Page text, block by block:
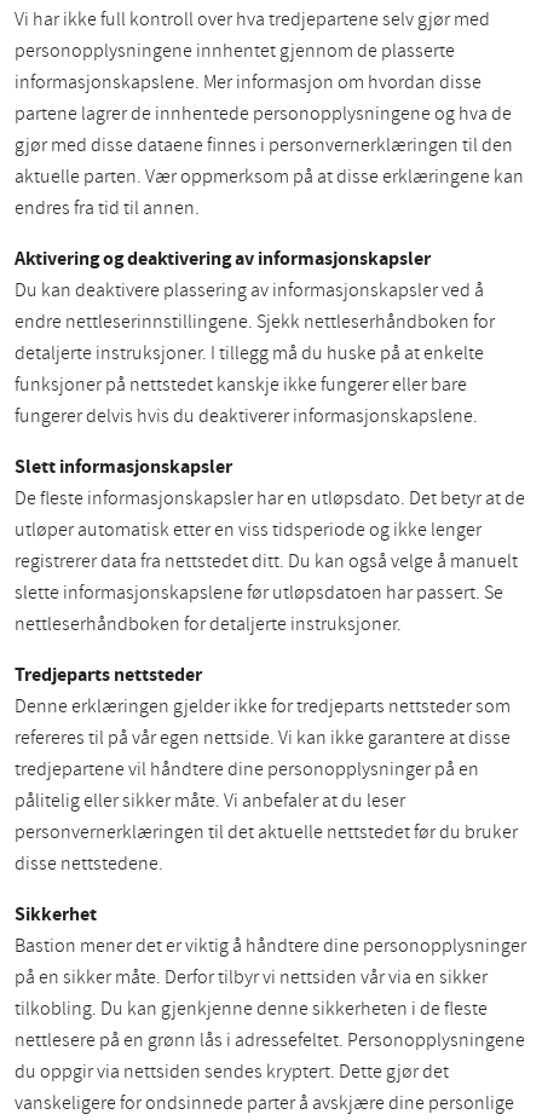
Vi har ikke full kontroll over hva tredjepartene selv gjør med
personopplysningene innhentet gjennom de plasserte
informasjonskapslene. Mer informasjon om hvordan disse
partene lagrer de innhentede personopplysningene og hva de
gjør med disse dataene finnes i personvernerklæringen til den
aktuelle parten. Vær oppmerksom på at disse erklæringene kan
endres fra tid til annen.
Aktivering og deaktivering av informasjonskapsler
Du kan deaktivere plassering av informasjonskapsler ved å
endre nettleserinnstillingene. Sjekk nettleserhåndboken for
detaljerte instruksjoner. I tillegg må du huske på at enkelte
funksjoner på nettstedet kanskje ikke fungerer eller bare
fungerer delvis hvis du deaktiverer informasjonskapslene.
Slett informasjonskapsler
De fleste informasjonskapsler har en utløpsdato. Det betyr at de
utløper automatisk etter en viss tidsperiode og ikke lenger
registrerer data fra nettstedet ditt. Du kan også velge å manuelt
slette informasjonskapslene før utløpsdatoen har passert. Se
nettleserhåndboken for detaljerte instruksjoner.
Tredjeparts nettsteder
Denne erklæringen gjelder ikke for tredjeparts nettsteder som
refereres til på vår egen nettside. Vi kan ikke garantere at disse
tredjepartene vil håndtere dine personopplysninger på en
pålitelig eller sikker måte. Vi anbefaler at du leser
personvernerklæringen til det aktuelle nettstedet før du bruker
disse nettstedene.
Sikkerhet
Bastion mener det er viktig å håndtere dine personopplysninger
på en sikker måte. Derfor tilbyr vi nettsiden vår via en sikker
tilkobling. Du kan gjenkjenne denne sikkerheten i de fleste
nettlesere på en grønn lås i adressefeltet. Personopplysningene
du oppgir via nettsiden sendes kryptert. Dette gjør det
vanskeligere for ondsinnede parter å avskjære dine personlige